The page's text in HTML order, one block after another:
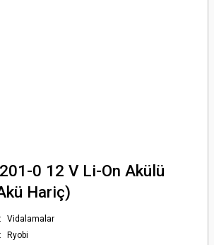
0 12 V Li-On Akülü
Hariç)
Vidalamalar
Ryobi